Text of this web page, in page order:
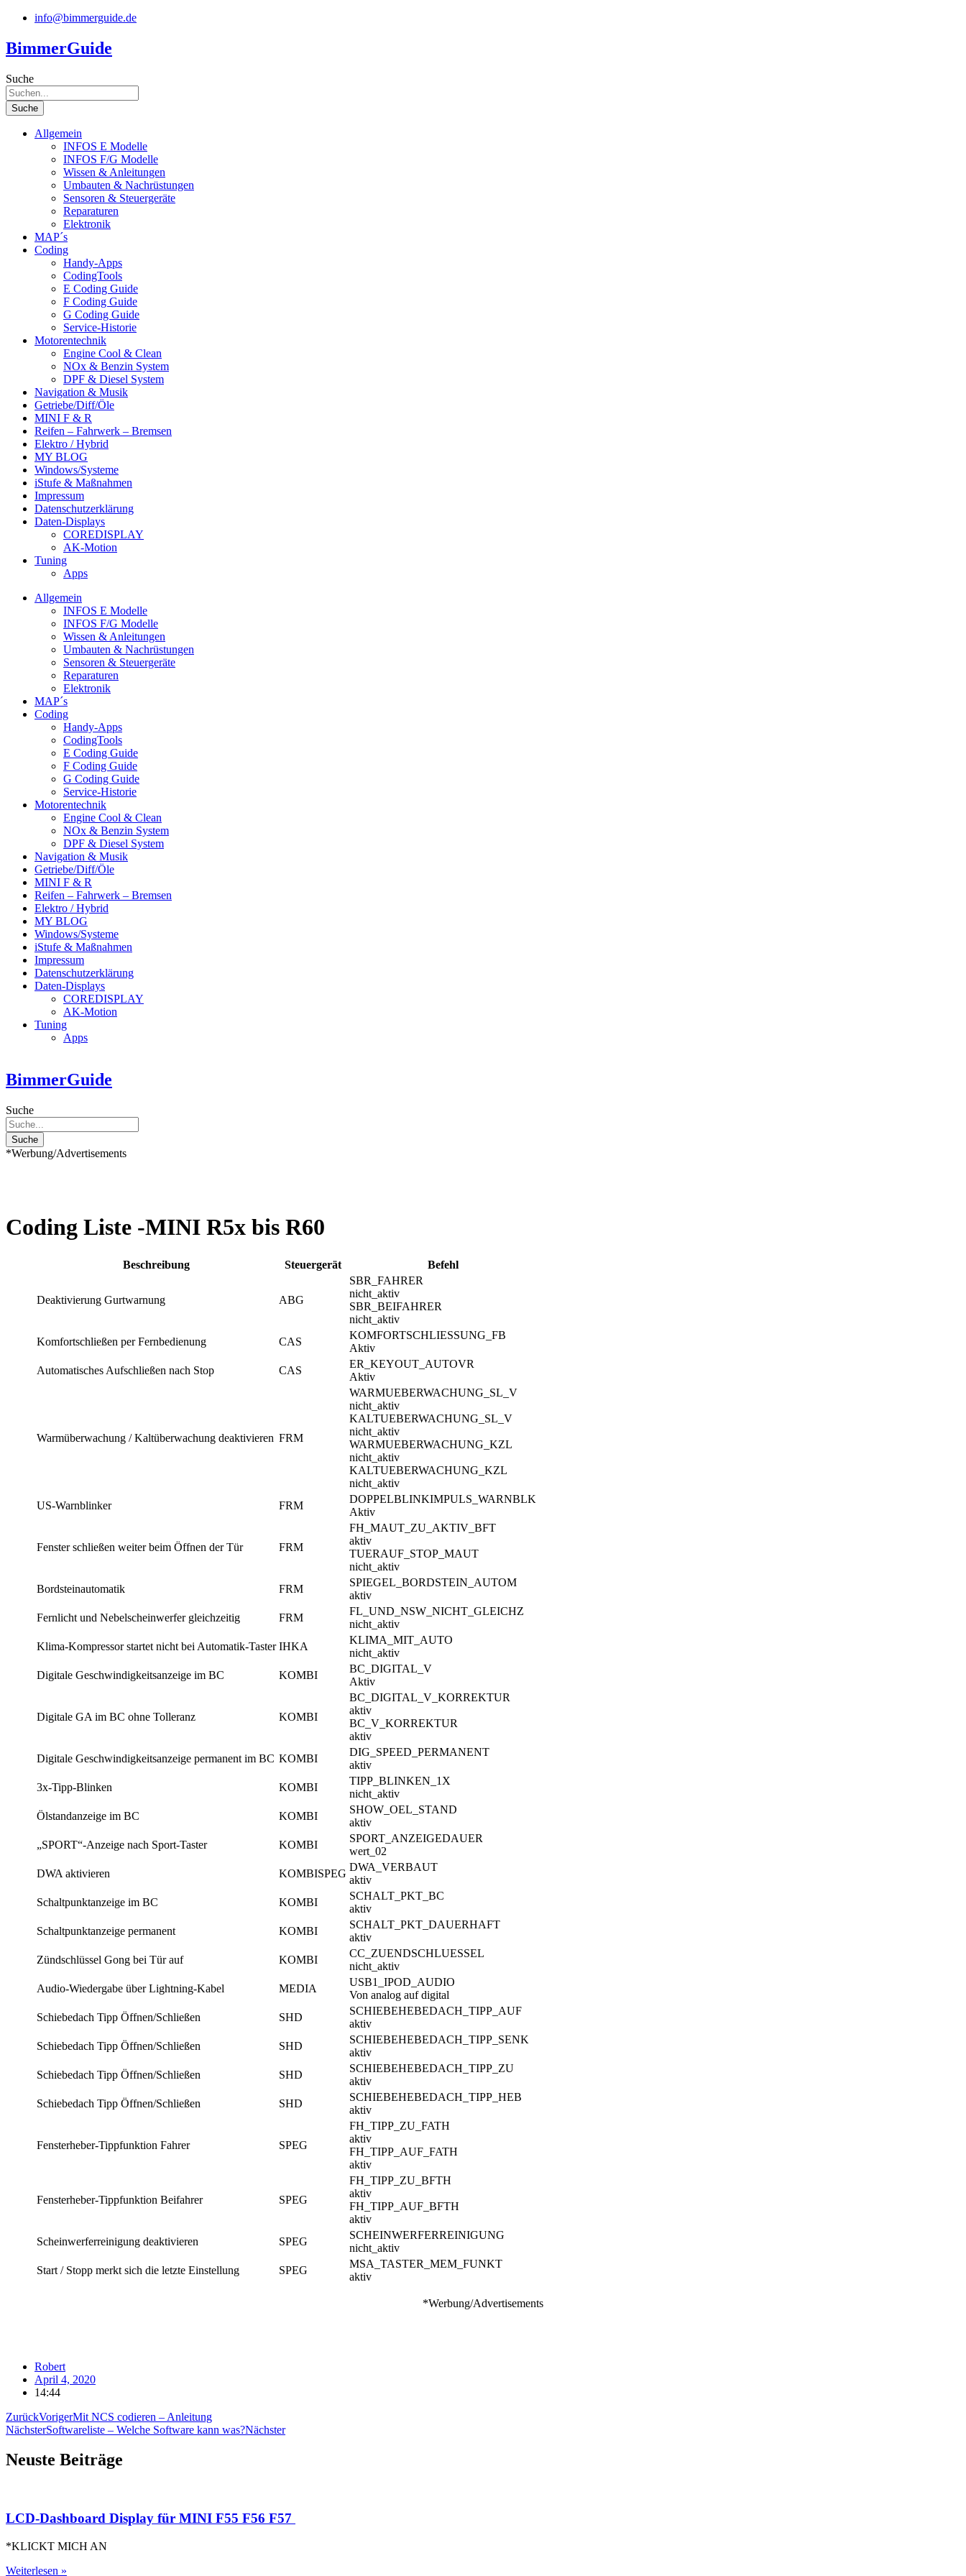
Zum
springen
info@bimmerguide.de
BimmerGuide
Suche
Suche
Allgemein
INFOS E Modelle
INFOS F/G Modelle
Wissen & Anleitungen
Umbauten & Nachrüstungen
Sensoren & Steuergeräte
Reparaturen
Elektronik
MAP´s
Coding
Handy-Apps
CodingTools
E Coding Guide
F Coding Guide
G Coding Guide
Service-Historie
Motorentechnik
Engine Cool & Clean
NOx & Benzin System
DPF & Diesel System
Navigation & Musik
Getriebe/Diff/Öle
MINI F & R
Reifen – Fahrwerk – Bremsen
Elektro / Hybrid
MY BLOG
Windows/Systeme
iStufe & Maßnahmen
Impressum
Datenschutzerklärung
Daten-Displays
COREDISPLAY
AK-Motion
Tuning
Apps
Allgemein
INFOS E Modelle
INFOS F/G Modelle
Wissen & Anleitungen
Umbauten & Nachrüstungen
Sensoren & Steuergeräte
Reparaturen
Elektronik
MAP´s
Coding
Handy-Apps
CodingTools
E Coding Guide
F Coding Guide
G Coding Guide
Service-Historie
Motorentechnik
Engine Cool & Clean
NOx & Benzin System
DPF & Diesel System
Navigation & Musik
Getriebe/Diff/Öle
MINI F & R
Reifen – Fahrwerk – Bremsen
Elektro / Hybrid
MY BLOG
Windows/Systeme
iStufe & Maßnahmen
Impressum
Datenschutzerklärung
Daten-Displays
COREDISPLAY
AK-Motion
Tuning
Apps
BimmerGuide
Suche
Suche
*Werbung/Advertisements
Coding Liste -MINI R5x bis R60
Beschreibung Steuergerät Befehl
Deaktivierung Gurtwarnung ABG
SBR_FAHRER
nicht_aktiv
SBR_BEIFAHRER
nicht_aktiv
Komfortschließen per Fernbedienung
CAS
KOMFORTSCHLIESSUNG_FB
Aktiv
Automatisches Aufschließen nach Stop
CAS
ER_KEYOUT_AUTOVR
Aktiv
Warmüberwachung / Kaltüberwachung deaktivieren FRM
WARMUEBERWACHUNG_SL_V
nicht_aktiv
KALTUEBERWACHUNG_SL_V
nicht_aktiv
WARMUEBERWACHUNG_KZL
nicht_aktiv
KALTUEBERWACHUNG_KZL
nicht_aktiv
US-Warnblinker
FRM
DOPPELBLINKIMPULS_WARNBLK
Aktiv
Fenster schließen weiter beim Öffnen der Tür FRM
FH_MAUT_ZU_AKTIV_BFT
aktiv
TUERAUF_STOP_MAUT
nicht_aktiv
Bordsteinautomatik
FRM
SPIEGEL_BORDSTEIN_AUTOM
aktiv
Fernlicht und Nebelscheinwerfer gleichzeitig
FRM
FL_UND_NSW_NICHT_GLEICHZ
nicht_aktiv
Klima-Kompressor startet nicht bei Automatik-Taster IHKA
KLIMA_MIT_AUTO
nicht_aktiv
Digitale Geschwindigkeitsanzeige im BC
KOMBI
BC_DIGITAL_V
Aktiv
Digitale GA im BC ohne Tolleranz KOMBI
BC_DIGITAL_V_KORREKTUR
aktiv
BC_V_KORREKTUR
aktiv
Digitale Geschwindigkeitsanzeige permanent im BC KOMBI
DIG_SPEED_PERMANENT
aktiv
3x-Tipp-Blinken
KOMBI
TIPP_BLINKEN_1X
nicht_aktiv
Ölstandanzeige im BC
KOMBI
SHOW_OEL_STAND
aktiv
„SPORT“-Anzeige nach Sport-Taster
KOMBI
SPORT_ANZEIGEDAUER
wert_02
DWA aktivieren
KOMBISPEG
DWA_VERBAUT
aktiv
Schaltpunktanzeige im BC
KOMBI
SCHALT_PKT_BC
aktiv
Schaltpunktanzeige permanent
KOMBI
SCHALT_PKT_DAUERHAFT
aktiv
Zündschlüssel Gong bei Tür auf
KOMBI
CC_ZUENDSCHLUESSEL
nicht_aktiv
Audio-Wiedergabe über Lightning-Kabel
MEDIA
USB1_IPOD_AUDIO
Von analog auf digital
Schiebedach Tipp Öffnen/Schließen
SHD
SCHIEBEHEBEDACH_TIPP_AUF
aktiv
Schiebedach Tipp Öffnen/Schließen
SHD
SCHIEBEHEBEDACH_TIPP_SENK
aktiv
Schiebedach Tipp Öffnen/Schließen
SHD
SCHIEBEHEBEDACH_TIPP_ZU
aktiv
Schiebedach Tipp Öffnen/Schließen
SHD
SCHIEBEHEBEDACH_TIPP_HEB
aktiv
Fensterheber-Tippfunktion Fahrer SPEG
FH_TIPP_ZU_FATH
aktiv
FH_TIPP_AUF_FATH
aktiv
Fensterheber-Tippfunktion Beifahrer SPEG
FH_TIPP_ZU_BFTH
aktiv
FH_TIPP_AUF_BFTH
aktiv
Scheinwerferreinigung deaktivieren
SPEG
SCHEINWERFERREINIGUNG
nicht_aktiv
Start / Stopp merkt sich die letzte Einstellung
SPEG
MSA_TASTER_MEM_FUNKT
aktiv
*Werbung/Advertisements
Robert
April 4, 2020
14:44
ZurückVorigerMit NCS codieren – Anleitung
NächsterSoftwareliste – Welche Software kann was?Nächster
Neuste Beiträge
LCD-Dashboard Display für MINI F55 F56 F57
*KLICKT MICH AN
Weiterlesen »